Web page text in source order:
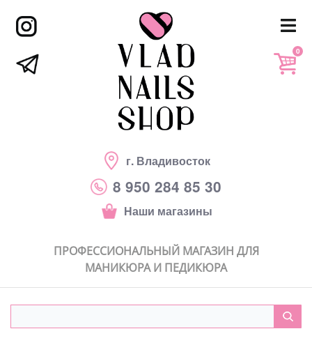
г. Владивосток
8 950 284 85 30
Наши магазины
0
ПРОФЕССИОНАЛЬНЫЙ МАГАЗИН ДЛЯ
МАНИКЮРА И ПЕДИКЮРА